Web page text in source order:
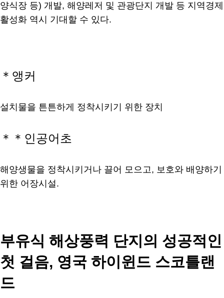
양식장 등) 개발, 해양레저 및 관광단지 개발 등 지역경제
활성화 역시 기대할 수 있다.
＊앵커
설치물을 튼튼하게 정착시키기 위한 장치
＊＊인공어초
해양생물을 정착시키거나 끌어 모으고, 보호와 배양하기
위한 어장시설.
부유식 해상풍력 단지의 성공적인
첫 걸음, 영국 하이윈드 스코틀랜
드